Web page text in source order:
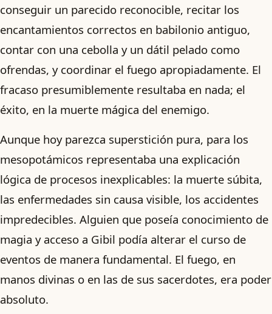
conseguir un parecido reconocible, recitar los
encantamientos correctos en babilonio antiguo,
contar con una cebolla y un dátil pelado como
ofrendas, y coordinar el fuego apropiadamente. El
fracaso presumiblemente resultaba en nada; el
éxito, en la muerte mágica del enemigo.
Aunque hoy parezca superstición pura, para los
mesopotámicos representaba una explicación
lógica de procesos inexplicables: la muerte súbita,
las enfermedades sin causa visible, los accidentes
impredecibles. Alguien que poseía conocimiento de
magia y acceso a Gibil podía alterar el curso de
eventos de manera fundamental. El fuego, en
manos divinas o en las de sus sacerdotes, era poder
absoluto.